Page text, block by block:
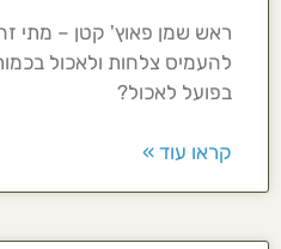
ראש שמן פאוץ' קטן – מתי
להעמיס צלחות ולאכול
בפועל לאכול?
קראו עוד »